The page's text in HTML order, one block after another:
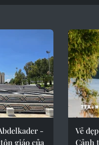
-
giáo của
Vẻ
Cảnh